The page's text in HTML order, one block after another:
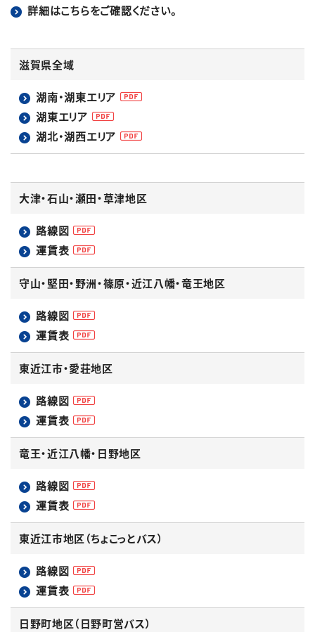
詳細はこちらをご確認ください。
滋賀県全域
湖南・湖東エリア
湖東エリア
湖北・湖西エリア
大津・石山・瀬田・草津地区
路線図
運賃表
守山・堅田・野洲・篠原・近江八幡・竜王地区
路線図
運賃表
東近江市・愛荘地区
路線図
運賃表
竜王・近江八幡・日野地区
路線図
運賃表
東近江市地区（ちょこっとバス）
路線図
運賃表
日野町地区（日野町営バス）